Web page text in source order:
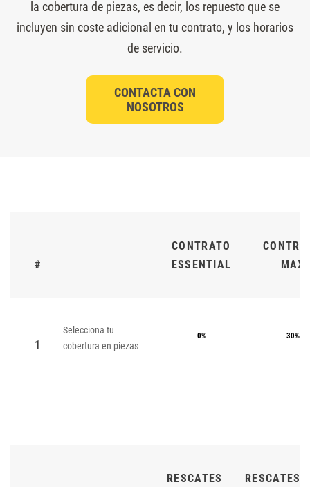
la cobertura de piezas, es decir, los repuesto que se
incluyen sin coste adicional en tu contrato, y los horarios
de servicio.
CONTACTA CON
NOSOTROS
#
CONTRATO
ESSENTIAL
MAX
1
Selecciona tu
cobertura en piezas
0% 30%
RESCATES RESCATES